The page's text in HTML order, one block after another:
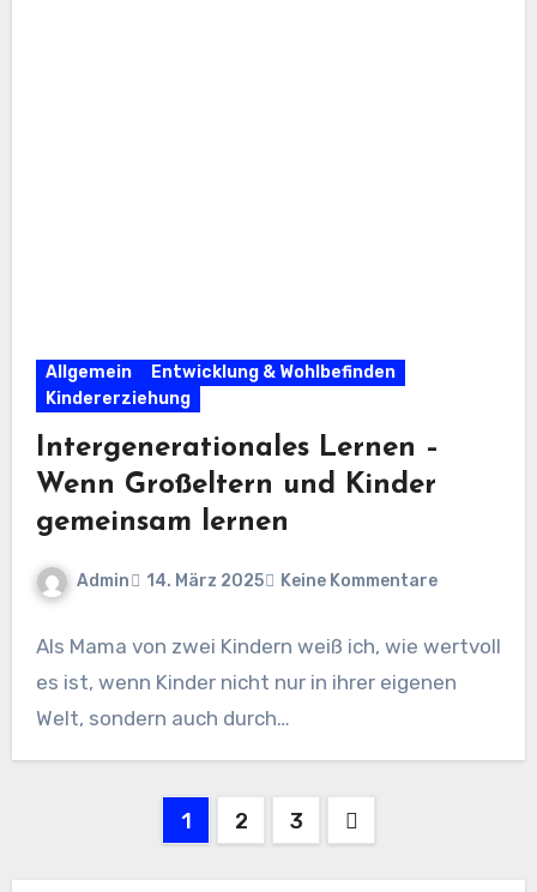
Allgemein
Entwicklung & Wohlbefinden
Kindererziehung
Intergenerationales Lernen –
Wenn Großeltern und Kinder
gemeinsam lernen
Admin 14. März 2025 Keine Kommentare
Als Mama von zwei Kindern weiß ich, wie wertvoll
es ist, wenn Kinder nicht nur in ihrer eigenen
Welt, sondern auch durch…
Seitennummerierung
1 2 3